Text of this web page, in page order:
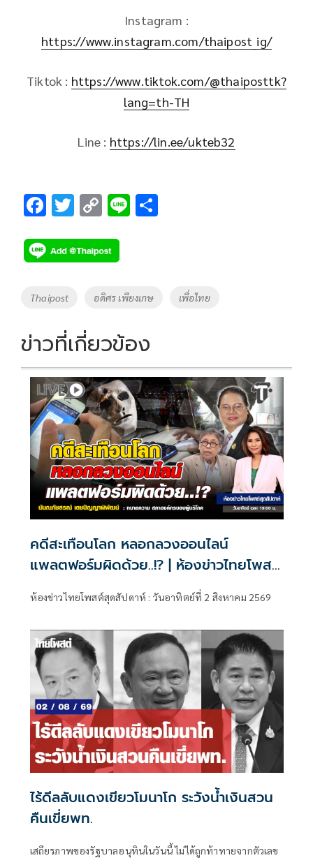
Instagram :
https://www.instagram.com/thaipost_ig/
Tiktok : https://www.tiktok.com/@thaiposttk?
lang=th-TH
Line : https://lin.ee/ukteb32
F
e
b
o
k
T
tt
er
C
p
y
Li
k
Li
Tags
Thaipost อดิศร เพียงเกษ เพื่อไทย
ข่าวที่เกี่ยวข้อง
คดีสะเทือนโลก หลอกลวงออนไลน์
แพลตฟอร์มผิดด้วย..!? | ห้องข่าวไทยโพสต์
ห้องข่าวไทยโพสต์สุดสัปดาห์ : วันอาทิตย์ที่ 2 สิงหาคม 2569
ไร้ดีลลับแดงเขียวโมนาโก ระวังน้ำเงินสวน
คืนเขี่ยพท.
เสถียรภาพของรัฐบาลอนุทินในวันนี้ ไม่ได้ถูกท้าทายจากตัวเลข